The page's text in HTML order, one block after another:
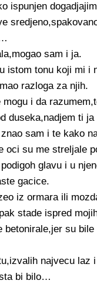
ispunjen
sam i ja.
istom tonu koji mi i
razloga za njih.
i da
duseka,nadjem ti
sam i te kako
oci su me streljale
glavu i u
gacice.
iz ormara ili
stade ispred
betonirale,jer su
najvecu
bi bilo…